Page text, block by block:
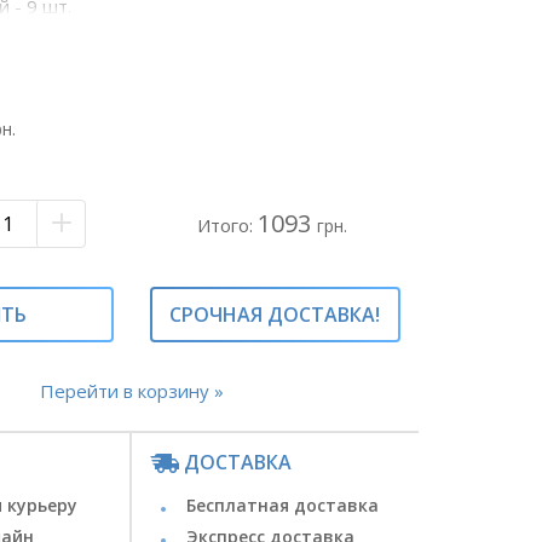
- 9 шт.
Итого: 1093 грн.
СРОЧНАЯ ДОСТАВКА!
Перейти в корзину »
ДОСТАВКА
Бесплатная доставка
Экспресс доставка